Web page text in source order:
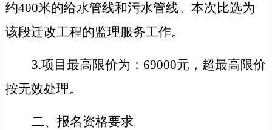
约400米的给水管线和污水管线。本次比选为
该段迁改工程的监理服务工作。
3.项目最高限价为： 69000元，超最高限价
按无效处理。
二、 报名资格要求